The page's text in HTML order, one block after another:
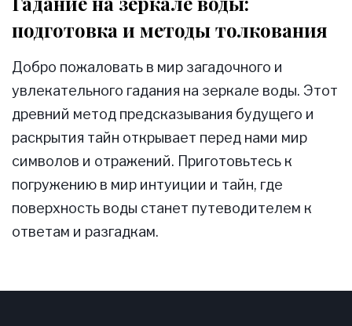
подготовка и методы толкования
Добро пожаловать в мир загадочного и
увлекательного гадания на зеркале воды. Этот
древний метод предсказывания будущего и
раскрытия тайн открывает перед нами мир
символов и отражений. Приготовьтесь к
погружению в мир интуиции и тайн, где
поверхность воды станет путеводителем к
ответам и разгадкам.